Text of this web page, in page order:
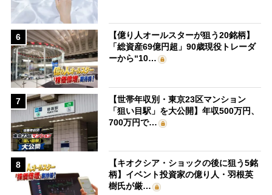
6
【億り人オールスターが狙う20銘柄】
「総資産69億円超」90歳現役トレーダ
ーから“10…
7
【世帯年収別・東京23区マンション
「狙い目駅」を大公開】年収500万円、
700万円で…
8
【キオクシア・ショックの後に狙う5銘
柄】イベント投資家の億り人・羽根英
樹氏が厳…